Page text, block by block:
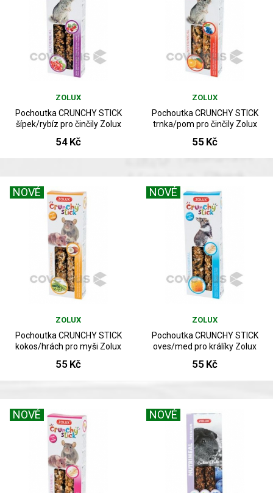
ZOLUX
Pochoutka CRUNCHY STICK
šípek/rybíz pro činčily Zolux
54 Kč
ZOLUX
Pochoutka CRUNCHY STICK
trnka/pom pro činčily Zolux
55 Kč
NOVÉ
ZOLUX
Pochoutka CRUNCHY STICK
kokos/hrách pro myši Zolux
55 Kč
NOVÉ
ZOLUX
Pochoutka CRUNCHY STICK
oves/med pro králíky Zolux
55 Kč
NOVÉ NOVÉ